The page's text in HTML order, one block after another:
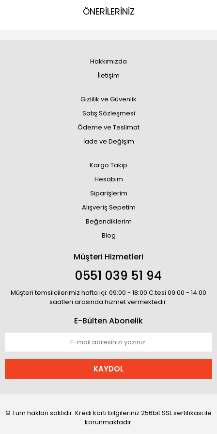
ÖNERİLERİNİZ
Hakkımızda
İletişim
Gizlilik ve Güvenlik
Satış Sözleşmesi
Ödeme ve Teslimat
İade ve Değişim
Kargo Takip
Hesabım
Siparişlerim
Alışveriş Sepetim
Beğendiklerim
Blog
Müşteri Hizmetleri
0551 039 51 94
Müşteri temsilcilerimiz hafta içi: 09:00 - 18:00 C.tesi 09:00 - 14:00
saatleri arasında hizmet vermektedir.
E-Bülten Abonelik
KAYDOL
© Tüm hakları saklıdır. Kredi kartı bilgileriniz 256bit SSL sertifikası ile
korunmaktadır.